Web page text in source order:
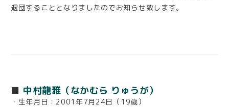
退団することとなりましたのでお知らせ致します。
■ 中村龍雅（なかむら りゅうが）
・生年月日：2001年7月24日（19歳）